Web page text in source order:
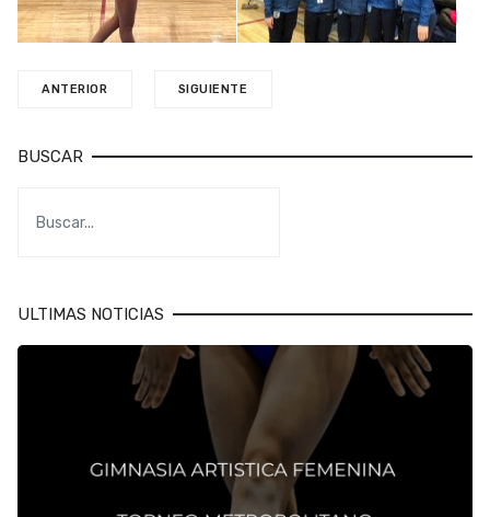
ANTERIOR SIGUIENTE
BUSCAR
ULTIMAS NOTICIAS